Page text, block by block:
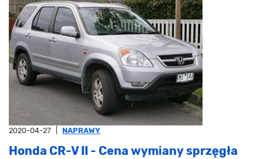
2020-04-27 NAPRAWY
Honda CR-V II - Cena wymiany sprzęgła